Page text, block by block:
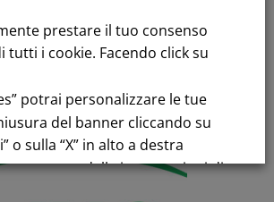
fully paid up
00776140154
28331
prestare il tuo consenso
tutti i cookie. Facendo click su
potrai personalizzare le tue
del banner cliccando su
o sulla “X” in alto a destra
delle impostazioni di
continuazione della navigazione